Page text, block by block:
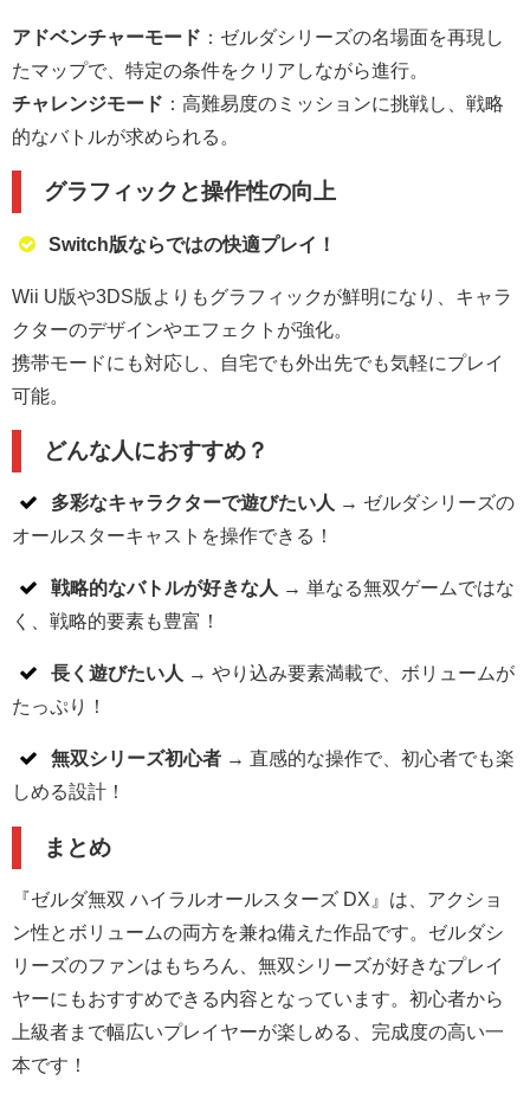
アドベンチャーモード ：ゼルダシリーズの名場面を再現し
たマップで、特定の条件をクリアしながら進行。
チャレンジモード ：高難易度のミッションに挑戦し、戦略
的なバトルが求められる。
グラフィックと操作性の向上
Switch版ならではの快適プレイ！
Wii U版や3DS版よりもグラフィックが鮮明になり、キャラ
クターのデザインやエフェクトが強化。
携帯モードにも対応し、自宅でも外出先でも気軽にプレイ
可能。
どんな人におすすめ？
多彩なキャラクターで遊びたい人
→ ゼルダシリーズの
オールスターキャストを操作できる！
戦略的なバトルが好きな人
→ 単なる無双ゲームではな
く、戦略的要素も豊富！
長く遊びたい人
→ やり込み要素満載で、ボリュームが
たっぷり！
無双シリーズ初心者→ 直感的な操作で、初心者でも楽
しめる設計！
まとめ
『ゼルダ無双 ハイラルオールスターズ DX』は、アクショ
ン性とボリュームの両方を兼ね備えた作品です。ゼルダシ
リーズのファンはもちろん、無双シリーズが好きなプレイ
ヤーにもおすすめできる内容となっています。初心者から
上級者まで幅広いプレイヤーが楽しめる、完成度の高い一
本です！